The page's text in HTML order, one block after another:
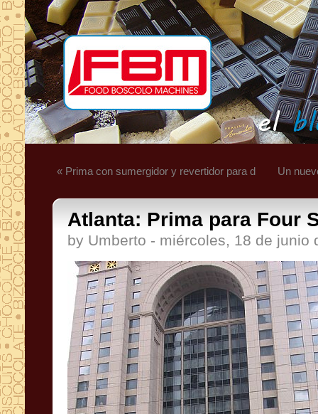
« Prima con sumergidor y revertidor para d Un
Atlanta: Prima para Four
by Umberto - miércoles, 18 de junio